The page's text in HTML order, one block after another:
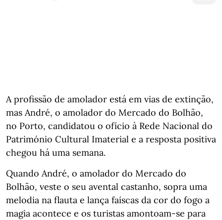
A profissão de amolador está em vias de extinção,
mas André, o amolador do Mercado do Bolhão,
no Porto, candidatou o ofício à Rede Nacional do
Património Cultural Imaterial e a resposta positiva
chegou há uma semana.
Quando André, o amolador do Mercado do
Bolhão, veste o seu avental castanho, sopra uma
melodia na flauta e lança faíscas da cor do fogo a
magia acontece e os turistas amontoam-se para